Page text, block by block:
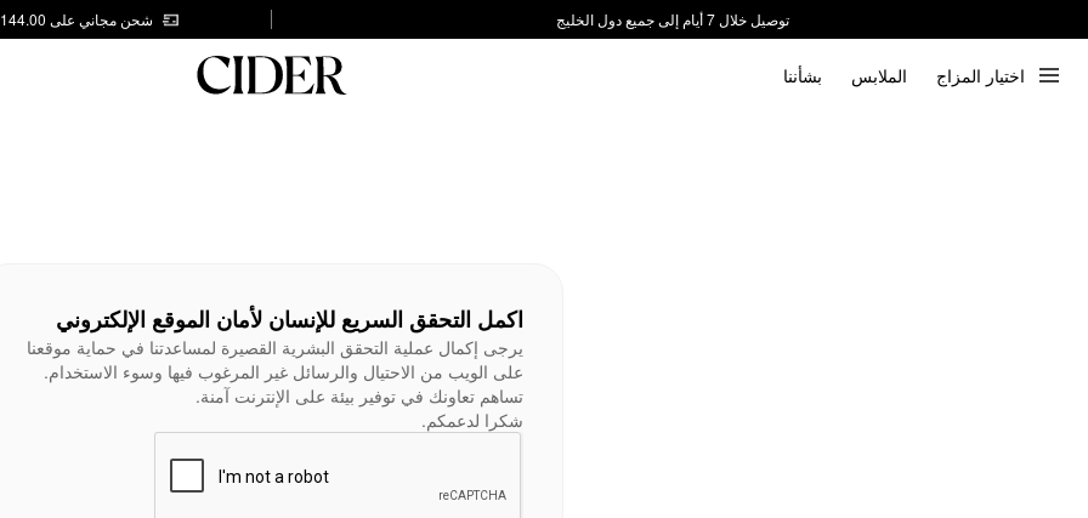
توصيل خلال 7 أيام إلى جميع دول الخليج
شحن مجاني على AED 144.00
اختيار المزاج الملابس بشأننا
اكمل التحقق السريع للإنسان لأمان الموقع الإلكتروني
يرجى إكمال عملية التحقق البشرية القصيرة لمساعدتنا في حماية موقعنا
على الويب من الاحتيال والرسائل غير المرغوب فيها وسوء الاستخدام.
تساهم تعاونك في توفير بيئة على الإنترنت آمنة.
شكرا لدعمكم.